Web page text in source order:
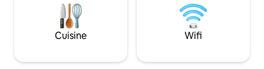
téléviseur LG de 55 pouces devant le lit
avec Netflix, Shahid et YouTube
Premium. Il comprend une connexion
Internet 5G, une machine à café avec
équipements d'un hôtel et une arrivée
Cuisine Wifi